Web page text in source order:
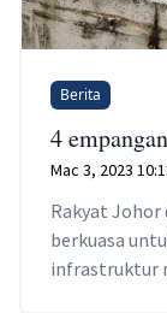
Berita
4
Mac 3, 2023
Rakyat
berkuasa
infrastruktur